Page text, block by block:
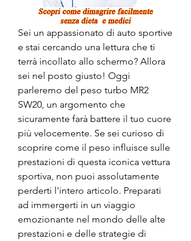
Sei un appassionato di auto sportive
e stai cercando una lettura che ti
terrà incollato allo schermo? Allora
sei nel posto giusto! Oggi
parleremo del peso turbo MR2
SW20, un argomento che
sicuramente farà battere il tuo cuore
più velocemente. Se sei curioso di
scoprire come il peso influisce sulle
prestazioni di questa iconica vettura
sportiva, non puoi assolutamente
perderti l'intero articolo. Preparati
ad immergerti in un viaggio
emozionante nel mondo delle alte
prestazioni e delle strategie di